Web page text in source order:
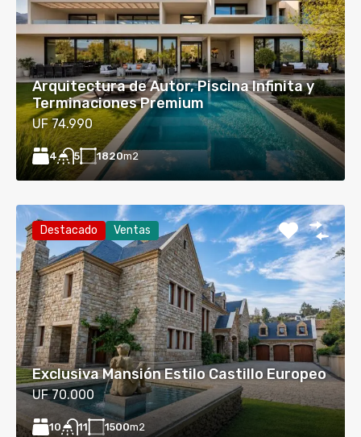
Arquitectura de Autor, Piscina Infinita y
Terminaciones Premium
UF 74.990
4 5 1820m2
Destacado Ventas
Exclusiva Mansión Estilo Castillo Europeo
UF 70.000
10 11 1500m2